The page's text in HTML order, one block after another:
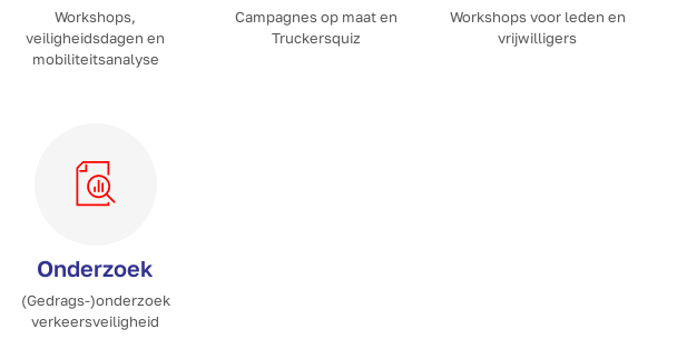
Workshops,
veiligheidsdagen en
mobiliteitsanalyse
Campagnes op maat en
Truckersquiz
Workshops voor leden en
vrijwilligers
Onderzoek
(Gedrags-)onderzoek
verkeersveiligheid